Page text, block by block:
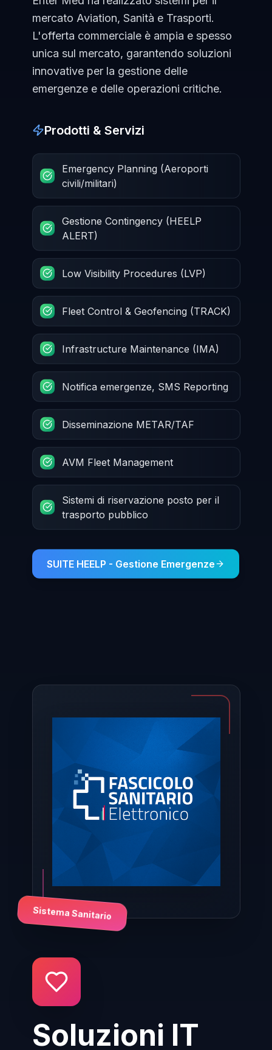
mercato Aviation, Sanità e Trasporti.
L'offerta commerciale è ampia e spesso
unica sul mercato, garantendo soluzioni
innovative per la gestione delle
emergenze e delle operazioni critiche.
Prodotti & Servizi
Emergency Planning (Aeroporti
civili/militari)
Gestione Contingency (HEELP
ALERT)
Low Visibility Procedures (LVP)
Fleet Control & Geofencing (TRACK)
Infrastructure Maintenance (IMA)
Notifica emergenze, SMS Reporting
Disseminazione METAR/TAF
AVM Fleet Management
Sistemi di riservazione posto per il
trasporto pubblico
SUITE HEELP - Gestione Emergenze
Soluzioni IT
Sistema Sanitario